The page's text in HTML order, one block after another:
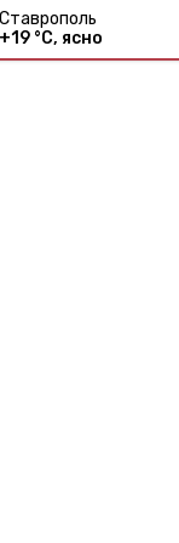
Ставрополь
+19 °С, ясно